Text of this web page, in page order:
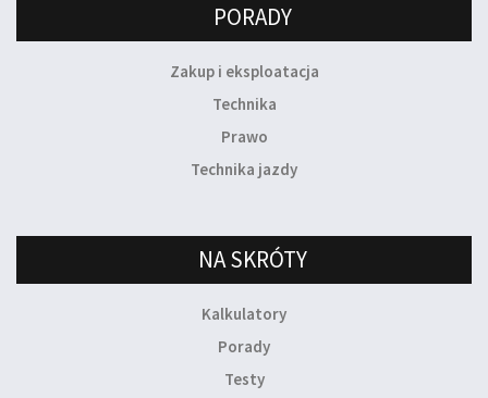
PORADY
Zakup i eksploatacja
Technika
Prawo
Technika jazdy
NA SKRÓTY
Kalkulatory
Porady
Testy